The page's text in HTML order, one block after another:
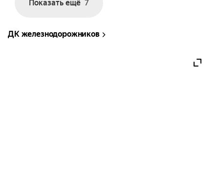
Показать ещё 7
ДК железнодорожников